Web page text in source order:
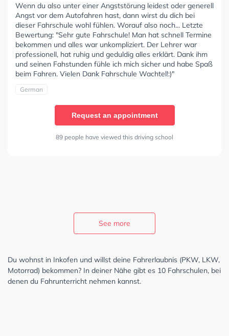
Wenn du also unter einer Angststörung leidest oder generell
Angst vor dem Autofahren hast, dann wirst du dich bei
dieser Fahrschule wohl fühlen. Worauf also noch... Letzte
Bewertung: "Sehr gute Fahrschule! Man hat schnell Termine
bekommen und alles war unkompliziert. Der Lehrer war
professionell, hat ruhig und geduldig alles erklärt. Dank ihm
und seinen Fahstunden fühle ich mich sicher und habe Spaß
beim Fahren. Vielen Dank Fahrschule Wachtel!:)"
German
Request an appointment
89 people have viewed this driving school
See more
Du wohnst in Inkofen und willst deine Fahrerlaubnis (PKW, LKW,
Motorrad) bekommen? In deiner Nähe gibt es 10 Fahrschulen, bei
denen du Fahrunterricht nehmen kannst.